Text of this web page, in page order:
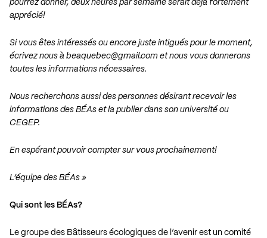
pourrez donner, deux heures par semaine serait déjà fortement
apprécié!
Si vous êtes intéressés ou encore juste intigués pour le moment,
écrivez nous à beaquebec@gmail.com et nous vous donnerons
toutes les informations nécessaires.
Nous recherchons aussi des personnes désirant recevoir les
informations des BÉAs et la publier dans son université ou
CEGEP.
En espérant pouvoir compter sur vous prochainement!
L’équipe des BÉAs »
Qui sont les BÉAs?
Le groupe des Bâtisseurs écologiques de l’avenir est un comité